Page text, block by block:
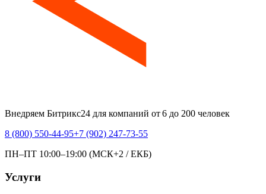
Внедряем Битрикс24 для компаний от 6 до 200 человек
8 (800) 550-44-95+7 (902) 247-73-55
ПН–ПТ 10:00–19:00 (МСК+2 / ЕКБ)
Услуги